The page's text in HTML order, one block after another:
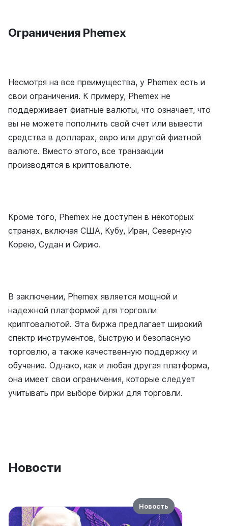
Ограничения Phemex
Несмотря на все преимущества, у Phemex есть и
свои ограничения. К примеру, Phemex не
поддерживает фиатные валюты, что означает, что
вы не можете пополнить свой счет или вывести
средства в долларах, евро или другой фиатной
валюте. Вместо этого, все транзакции
производятся в криптовалюте.
Кроме того, Phemex не доступен в некоторых
странах, включая США, Кубу, Иран, Северную
Корею, Судан и Сирию.
В заключении, Phemex является мощной и
надежной платформой для торговли
криптовалютой. Эта биржа предлагает широкий
спектр инструментов, быструю и безопасную
торговлю, а также качественную поддержку и
обучение. Однако, как и любая другая платформа,
она имеет свои ограничения, которые следует
учитывать при выборе биржи для торговли.
Новости
Новость